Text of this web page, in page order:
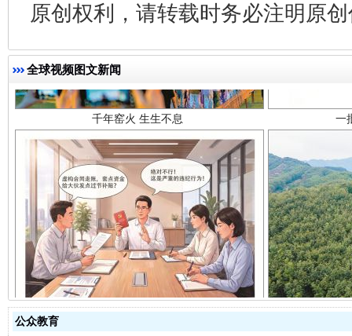
原创权利，请转载时务必注明原
全球视频图文新闻
千年窑火 生生不息
揭开“小金库”的免责幌子
公众教育